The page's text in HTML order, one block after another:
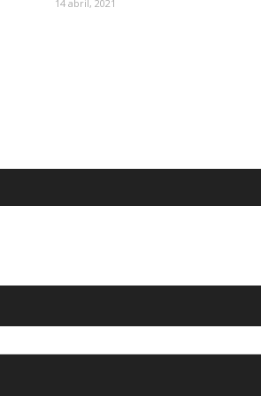
14 abril, 2021